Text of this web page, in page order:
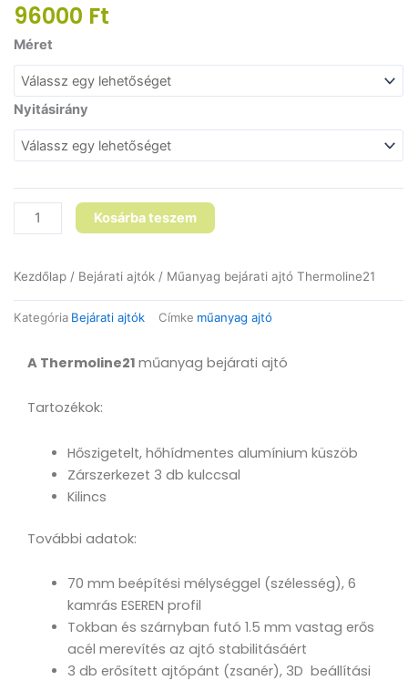
96000 Ft
Méret
Nyitásirány
Műanyag
bejárati
ajtó
Thermoline21
mennyiség
Kosárba teszem
Kezdőlap / Bejárati ajtók / Műanyag bejárati ajtó Thermoline21
Kategória Bejárati ajtók Címke műanyag ajtó
A Thermoline21 műanyag bejárati ajtó
Tartozékok:
Hőszigetelt, hőhídmentes alumínium küszöb
Zárszerkezet 3 db kulccsal
Kilincs
További adatok:
70 mm beépítési mélységgel (szélesség), 6
kamrás ESEREN profil
Tokban és szárnyban futó 1.5 mm vastag erős
acél merevítés az ajtó stabilitásáért
3 db erősített ajtópánt (zsanér), 3D beállítási